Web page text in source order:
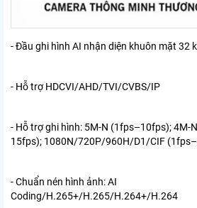
- Đầu ghi hình AI nhận diện khuôn mặt 32
- Hỗ trợ HDCVI/AHD/TVI/CVBS/IP
- Hỗ trợ ghi hình: 5M-N (1fps–10fps); 4M-
15fps); 1080N/720P/960H/D1/CIF
- Chuẩn nén hình ảnh: AI
Coding/H.265+/H.265/H.264+/H.264